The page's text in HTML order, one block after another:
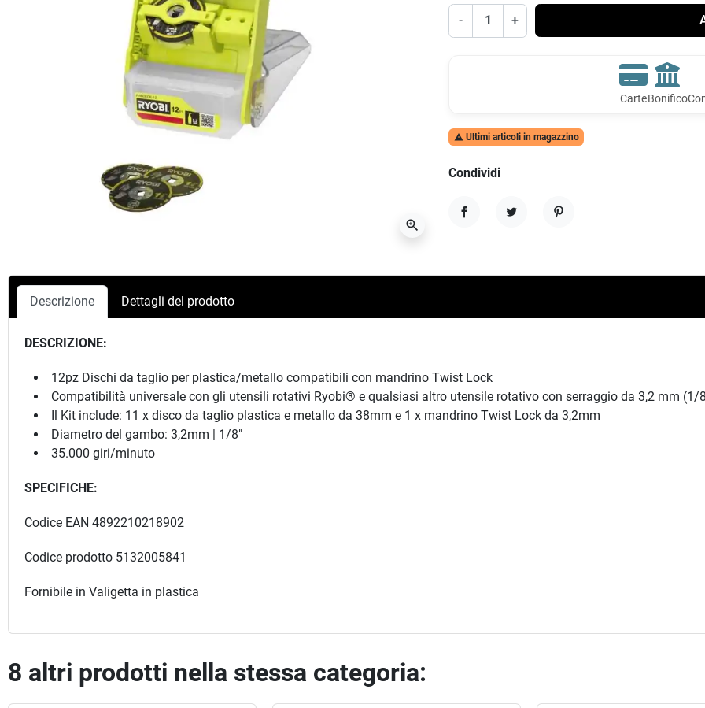
zoom_in
- +
CarteBonifico
 Ultimi articoli in magazzino
Condividi
Descrizione Dettagli del prodotto
DESCRIZIONE:
12pz Dischi da taglio per plastica/metallo compatibili con mandrino Twist Lock
Compatibilità universale con gli utensili rotativi Ryobi® e qualsiasi altro utensile rotativo con serraggio da 3,2 mm (1/
Il Kit include: 11 x disco da taglio plastica e metallo da 38mm e 1 x mandrino Twist Lock da 3,2mm
Diametro del gambo: 3,2mm | 1/8"
35.000 giri/minuto
SPECIFICHE:
Codice EAN 4892210218902
Codice prodotto 5132005841
Fornibile in Valigetta in plastica
8 altri prodotti nella stessa categoria: